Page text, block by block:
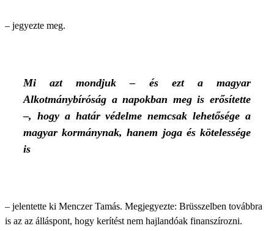
– jegyezte meg.
Mi azt mondjuk – és ezt a magyar
Alkotmánybíróság a napokban meg is erősítette
–, hogy a határ védelme nemcsak lehetősége a
magyar kormánynak, hanem joga és kötelessége
is
– jelentette ki Menczer Tamás. Megjegyezte: Brüsszelben továbbra
is az az álláspont, hogy kerítést nem hajlandóak finanszírozni.